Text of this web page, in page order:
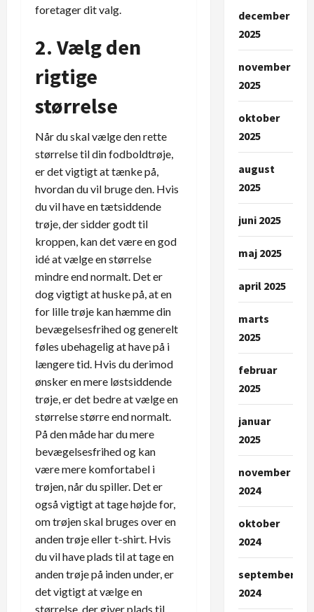
foretager dit valg.
2. Vælg den
rigtige
størrelse
Når du skal vælge den rette
størrelse til din fodboldtrøje,
er det vigtigt at tænke på,
hvordan du vil bruge den. Hvis
du vil have en tætsiddende
trøje, der sidder godt til
kroppen, kan det være en god
idé at vælge en størrelse
mindre end normalt. Det er
dog vigtigt at huske på, at en
for lille trøje kan hæmme din
bevægelsesfrihed og generelt
føles ubehagelig at have på i
længere tid. Hvis du derimod
ønsker en mere løstsiddende
trøje, er det bedre at vælge en
størrelse større end normalt.
På den måde har du mere
bevægelsesfrihed og kan
være mere komfortabel i
trøjen, når du spiller. Det er
også vigtigt at tage højde for,
om trøjen skal bruges over en
anden trøje eller t-shirt. Hvis
du vil have plads til at tage en
anden trøje på inden under, er
det vigtigt at vælge en
størrelse, der giver plads til
december
2025
november
2025
oktober
2025
august
2025
juni 2025
maj 2025
april 2025
marts
2025
februar
2025
januar
2025
november
2024
oktober
2024
september
2024